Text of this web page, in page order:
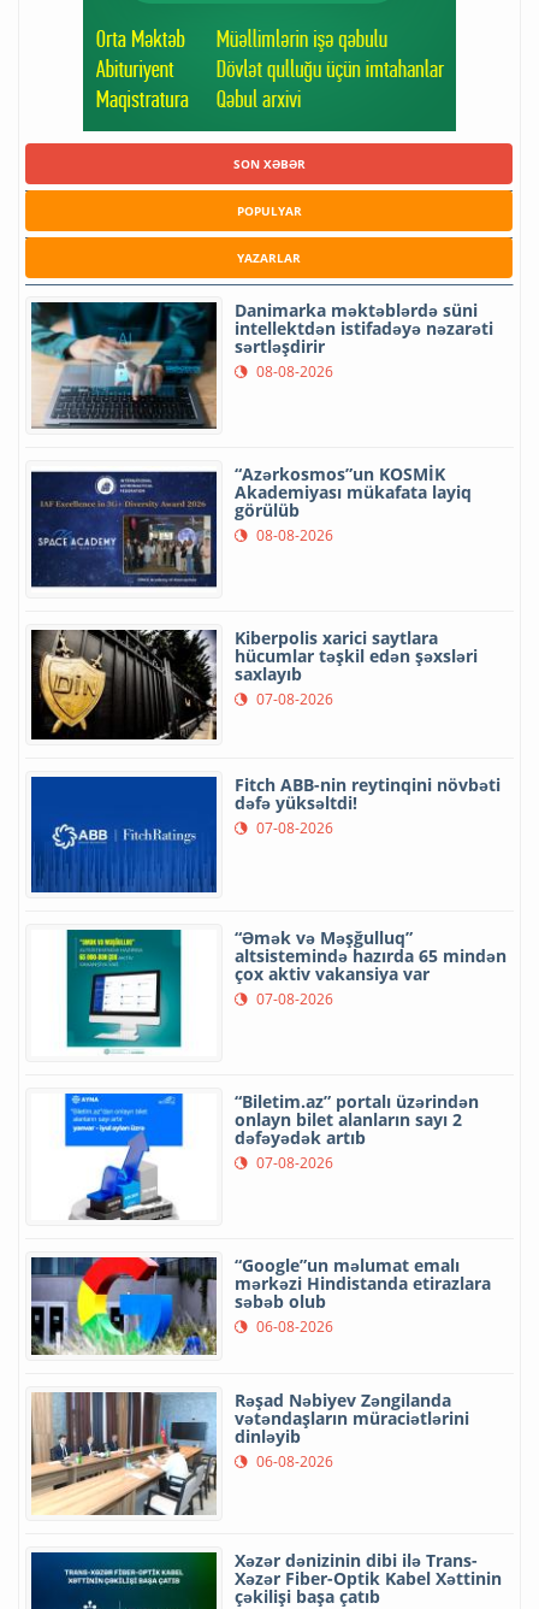
SON XƏBƏR
POPULYAR
YAZARLAR
Danimarka məktəblərdə süni
intellektdən istifadəyə nəzarəti
sərtləşdirir
08-08-2026
“Azərkosmos”un KOSMİK
Akademiyası mükafata layiq
görülüb
08-08-2026
Kiberpolis xarici saytlara
hücumlar təşkil edən şəxsləri
saxlayıb
07-08-2026
Fitch ABB-nin reytinqini növbəti
dəfə yüksəltdi!
07-08-2026
“Əmək və Məşğulluq”
altsistemində hazırda 65 mindən
çox aktiv vakansiya var
07-08-2026
“Biletim.az” portalı üzərindən
onlayn bilet alanların sayı 2
dəfəyədək artıb
07-08-2026
“Google”un məlumat emalı
mərkəzi Hindistanda etirazlara
səbəb olub
06-08-2026
Rəşad Nəbiyev Zəngilanda
vətəndaşların müraciətlərini
dinləyib
06-08-2026
Xəzər dənizinin dibi ilə Trans-
Xəzər Fiber-Optik Kabel Xəttinin
çəkilişi başa çatıb